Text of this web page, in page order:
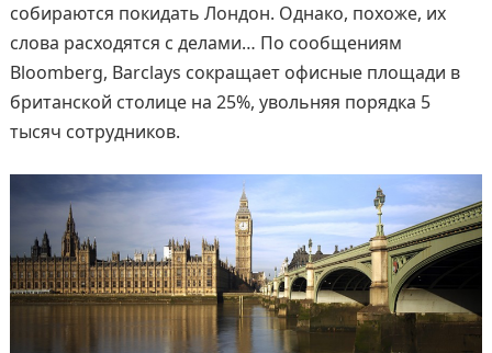
собираются покидать Лондон. Однако, похоже, их
слова расходятся с делами… По сообщениям
Bloomberg, Barclays сокращает офисные площади в
британской столице на 25%, увольняя порядка 5
тысяч сотрудников.